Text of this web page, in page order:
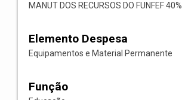
MANUT DOS RECURSOS DO FUNFEF 40%
Elemento Despesa
Equipamentos e Material Permanente
Função